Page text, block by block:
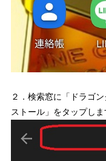
２．検索窓に「ドラ
ストール」をタップしま